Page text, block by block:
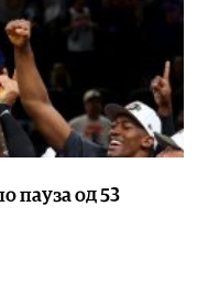
пауза од 53